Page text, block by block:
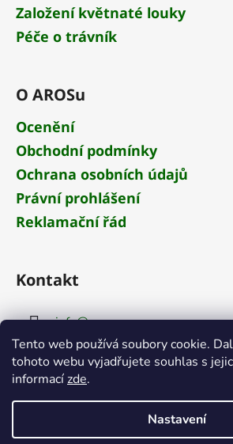
Tento web používá soubory cookie.
tohoto webu vyjadřujete souhlas s
informacízde.
Nastavení
Založení květnaté louky
Péče o trávník
O AROSu
Ocenění
Obchodní podmínky
Ochrana osobních údajů
Právní prohlášení
Reklamační řád
Kontakt
info@aros.cz
+420 284 681 652